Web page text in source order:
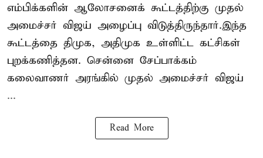
எம்பிக்களின் ஆலோசனைக் கூட்டத்திற்கு முதல்
அமைச்சர் விஜய் அழைப்பு விடுத்திருந்தார்.இந்த
கூட்டத்தை திமுக, அதிமுக உள்ளிட்ட கட்சிகள்
புறக்கணித்தன. சென்னை சேப்பாக்கம்
கலைவாணர் அரங்கில் முதல் அமைச்சர் விஜய்
...
Read More